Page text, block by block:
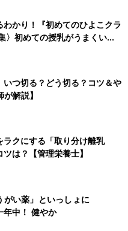
かり！『初めてのひよこクラ
〉初めての授乳がうまくい
の基本と夏のトラブル 解決テ
つ切る？どう切る？コツ＆や
解説】
クにする「取り分け離乳
は？【管理栄養士】
がい薬」といっしょに
年中！ 健やか